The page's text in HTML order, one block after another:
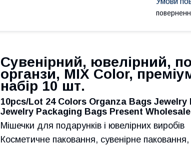
Сувенірний, ювелірний,
органзи, МIX Color,
набір 10 шт.
10pcs/Lot 24 Colors Organza Bags
Jewelry Packaging Bags Present Wholesale
Мішечки для подарунків і ювелірних виробів
Косметичне паковання, сувенірне